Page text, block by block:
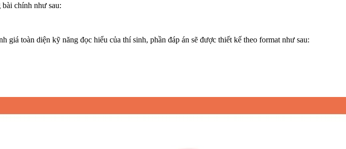
chính như sau:
toàn diện kỹ năng đọc hiểu của thí sinh, phần đáp án sẽ được thiết kế theo format như sau: